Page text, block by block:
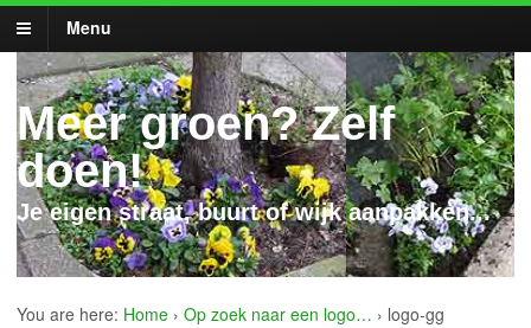
Menu
Meer groen? Zelf
doen!
Je eigen straat, buurt of wijk aanpakken...
You are here: Home › Op zoek naar een logo… › logo-gg